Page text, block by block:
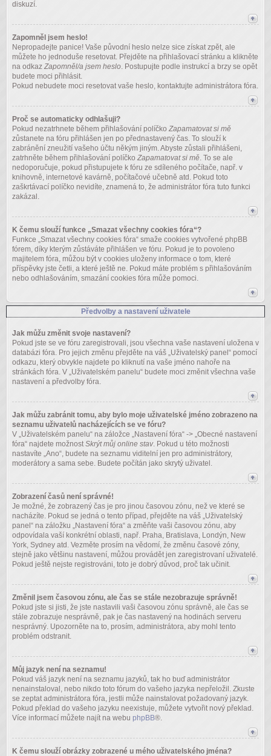
diskuzí.
Zapomněl jsem heslo!
Nepropadejte panice! Vaše původní heslo nelze sice získat zpět, ale
můžete ho jednoduše resetovat. Přejděte na přihlašovací stránku a klikněte
na odkaz Zapomněl/a jsem heslo. Postupujte podle instrukcí a brzy se opět
budete moci přihlásit.
Pokud nebudete moci resetovat vaše heslo, kontaktujte administrátora fóra.
Proč se automaticky odhlašuji?
Pokud nezatrhnete během přihlašování políčko Zapamatovat si mě
zůstanete na fóru přihlášen jen po přednastavený čas. To slouží k
zabránění zneužití vašeho účtu někým jiným. Abyste zůstali přihlášeni,
zatrhněte během přihlašování políčko Zapamatovat si mě. To se ale
nedoporučuje, pokud přistupujete k fóru ze sdíleného počítače, např. v
knihovně, internetové kavárně, počítačové učebně atd. Pokud toto
zaškrtávací políčko nevidíte, znamená to, že administrátor fóra tuto funkci
zakázal.
K čemu slouží funkce „Smazat všechny cookies fóra“?
Funkce „Smazat všechny cookies fóra“ smaže cookies vytvořené phpBB
fórem, díky kterým zůstáváte přihlášen ve fóru. Pokud je to povoleno
majitelem fóra, můžou být v cookies uloženy informace o tom, které
příspěvky jste četli, a které ještě ne. Pokud máte problém s přihlašováním
nebo odhlašováním, smazání cookies fóra může pomoci.
Předvolby a nastavení uživatele
Jak můžu změnit svoje nastavení?
Pokud jste se ve fóru zaregistrovali, jsou všechna vaše nastavení uložena v
databázi fóra. Pro jejich změnu přejděte na váš „Uživatelský panel“ pomocí
odkazu, který obvykle najdete po kliknutí na vaše jméno nahoře na
stránkách fóra. V „Uživatelském panelu“ budete moci změnit všechna vaše
nastavení a předvolby fóra.
Jak můžu zabránit tomu, aby bylo moje uživatelské jméno zobrazeno na
seznamu uživatelů nacházejících se ve fóru?
V „Uživatelském panelu“ na záložce „Nastavení fóra“ -> „Obecné nastavení
fóra“ najdete možnostSkrýt můj online stav. Pokud u této možnosti
nastavíte „Ano“, budete na seznamu viditelní jen pro administrátory,
moderátory a sama sebe. Budete počítán jako skrytý uživatel.
Zobrazení časů není správné!
Je možné, že zobrazený čas je pro jinou časovou zónu, než ve které se
nacházíte. Pokud se jedná o tento případ, přejděte na váš „Uživatelský
panel“ na záložku „Nastavení fóra“ a změňte vaši časovou zónu, aby
odpovídala vaší konkrétní oblasti, např. Praha, Bratislava, Londýn, New
York, Sydney atd. Vezměte prosím na vědomí, že změnu časové zóny,
stejně jako většinu nastavení, můžou provádět jen zaregistrovaní uživatelé.
Pokud ještě nejste registrováni, toto je dobrý důvod, proč tak učinit.
Změnil jsem časovou zónu, ale čas se stále nezobrazuje správně!
Pokud jste si jisti, že jste nastavili vaši časovou zónu správně, ale čas se
stále zobrazuje nesprávně, pak je čas nastavený na hodinách serveru
nesprávný. Upozorněte na to, prosím, administrátora, aby mohl tento
problém odstranit.
Můj jazyk není na seznamu!
Pokud váš jazyk není na seznamu jazyků, tak ho buď administrátor
nenainstaloval, nebo nikdo toto fórum do vašeho jazyka nepřeložil. Zkuste
se zeptat administrátora fóra, jestli může nainstalovat požadovaný jazyk.
Pokud překlad do vašeho jazyku neexistuje, můžete vytvořit nový překlad.
Více informací můžete najít na webu phpBB®.
K čemu slouží obrázky zobrazené u mého uživatelského jména?